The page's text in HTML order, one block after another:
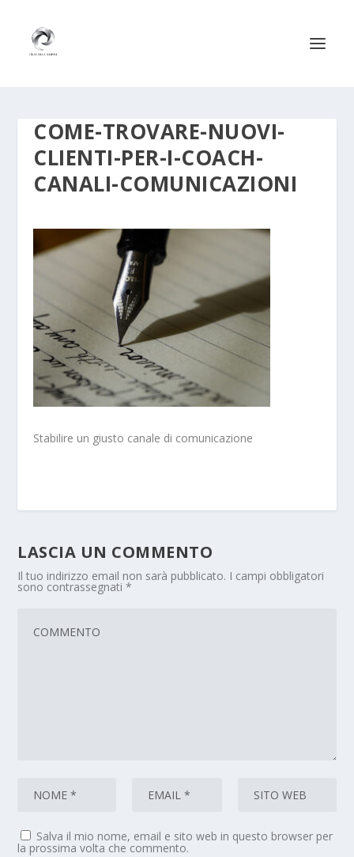
COME-TROVARE-NUOVI-
CLIENTI-PER-I-COACH-
CANALI-COMUNICAZIONI
Stabilire un giusto canale di comunicazione
LASCIA UN COMMENTO
Il tuo indirizzo email non sarà pubblicato. I campi obbligatori
sono contrassegnati*
Salva il mio nome, email e sito web in questo browser per
la prossima volta che commento.